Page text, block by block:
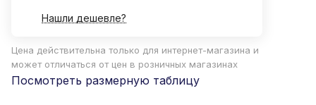
Нашли дешевле?
Цена действительна только для интернет-магазина и
может отличаться от цен в розничных магазинах
Посмотреть размерную таблицу